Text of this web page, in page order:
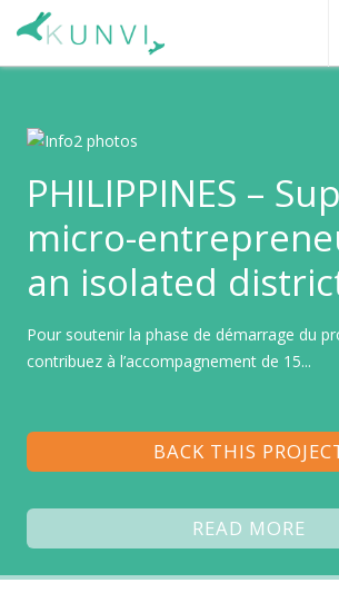
PHILIPPINES –
micro-
an isolated
Pour soutenir la phase de démarrage du
contribuez à l’accompagnement de 15...
BACK THIS
READ MORE